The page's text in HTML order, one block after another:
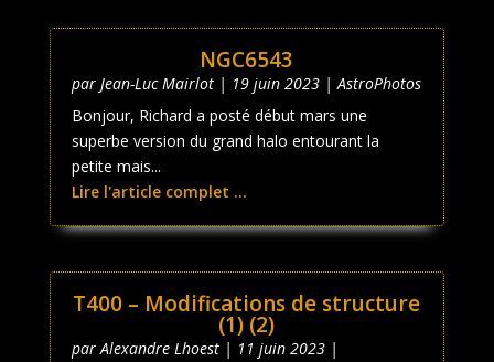
NGC6543
par Jean-Luc Mairlot| 19 juin 2023|AstroPhotos
Bonjour, Richard a posté début mars une
superbe version du grand halo entourant la
petite mais...
Lire l'article complet ...
T400 – Modifications de structure
(1) (2)
parAlexandre Lhoest| 11 juin 2023|